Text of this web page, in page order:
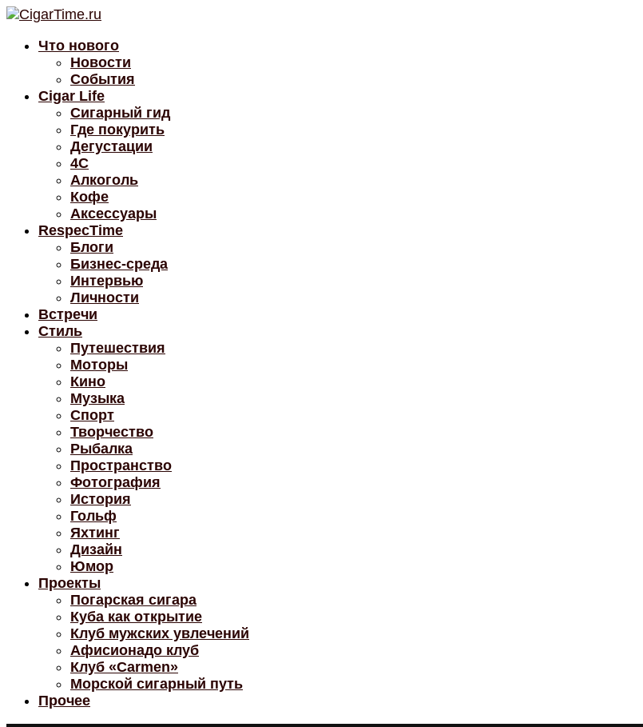
Что нового
Новости
События
Cigar Life
Сигарный гид
Где покурить
Дегустации
4C
Алкоголь
Кофе
Аксессуары
RespecTime
Блоги
Бизнес-среда
Интервью
Личности
Встречи
Стиль
Путешествия
Моторы
Кино
Музыка
Спорт
Творчество
Рыбалка
Пространство
Фотография
История
Гольф
Яхтинг
Дизайн
Юмор
Проекты
Погарская сигара
Куба как открытие
Клуб мужских увлечений
Афисионадо клуб
Клуб «Carmen»
Морской сигарный путь
Прочее